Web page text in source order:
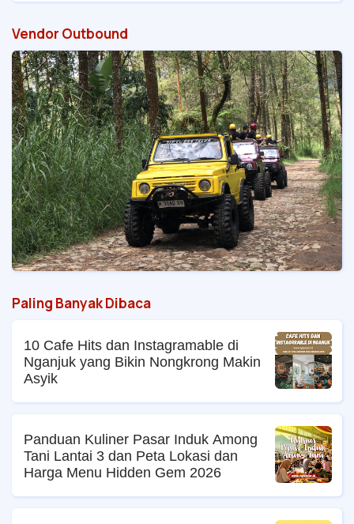
Vendor Outbound
Paling Banyak Dibaca
10 Cafe Hits dan Instagramable di
Nganjuk yang Bikin Nongkrong Makin
Asyik
Panduan Kuliner Pasar Induk Among
Tani Lantai 3 dan Peta Lokasi dan
Harga Menu Hidden Gem 2026